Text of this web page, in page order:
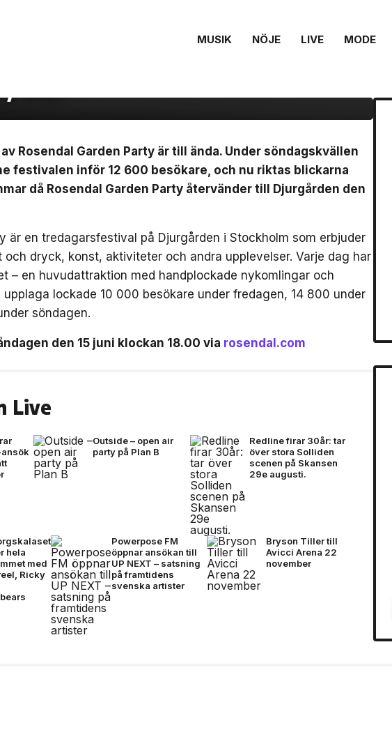
MUSIK NÖJE LIVE MODE
avslutade festivalhelgen –
Rosendal Garden Party är till ända. Under söndagskvällen
festivalen inför 12 600 besökare, och nu riktas blickarna
då Rosendal Garden Party återvänder till Djurgården den
är en tredagarsfestival på Djurgården i Stockholm som erbjuder
och dryck, konst, aktiviteter och andra upplevelser. Varje dag har
– en huvudattraktion med handplockade nykomlingar och
lockade 10 000 besökare under fredagen, 14 800 under
söndagen.
den 15 juni klockan 18.00 via rosendal.com
Live
Outside – open air
party på Plan B
Redline firar 30år: tar
över stora Solliden
scenen på Skansen
29e augusti.
hela
med
Ricky
Powerpose FM
öppnar ansökan till
UP NEXT – satsning
på framtidens
svenska artister
Bryson Tiller till
Avicci Arena 22
november